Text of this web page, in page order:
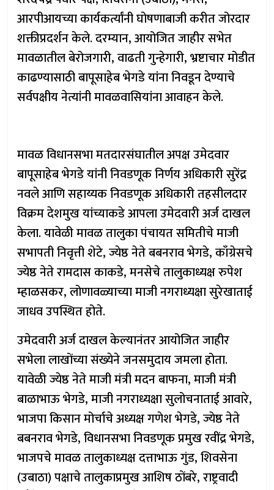
आरपीआयच्या कार्यकर्त्यांनी घोषणाबाजी करीत जोरदार
शक्तीप्रदर्शन केले. दरम्यान, आयोजित जाहीर सभेत
मावळातील बेरोजगारी, वाढती गुन्हेगारी, भ्रष्टाचार मोडीत
काढण्यासाठी बापूसाहेब भेगडे यांना निवडून देण्याचे
सर्वपक्षीय नेत्यांनी मावळवासियांना आवाहन केले.
मावळ विधानसभा मतदारसंघातील अपक्ष उमेदवार
बापूसाहेब भेगडे यांनी निवडणूक निर्णय अधिकारी सुरेंद्र
नवले आणि सहाय्यक निवडणूक अधिकारी तहसीलदार
विक्रम देशमुख यांच्याकडे आपला उमेदवारी अर्ज दाखल
केला. यावेळी मावळ तालुका पंचायत समितीचे माजी
सभापती निवृत्ती शेटे, ज्येष्ठ नेते बबनराव भेगडे, काँग्रेसचे
ज्येष्ठ नेते रामदास काकडे, मनसेचे तालुकाध्यक्ष रुपेश
म्हाळसकर, लोणावळ्याच्या माजी नगराध्यक्षा सुरेखाताई
जाधव उपस्थित होते.
उमेदवारी अर्ज दाखल केल्यानंतर आयोजित जाहीर
सभेला लाखोंच्या संख्येने जनसमुदाय जमला होता.
यावेळी ज्येष्ठ नेते माजी मंत्री मदन बाफना, माजी मंत्री
बाळाभाऊ भेगडे, माजी नगराध्यक्षा सुलोचनाताई आवारे,
भाजपा किसान मोर्चाचे अध्यक्ष गणेश भेगडे, ज्येष्ठ नेते
बबनराव भेगडे, विधानसभा निवडणूक प्रमुख रवींद्र भेगडे,
भाजपचे मावळ तालुकाध्यक्ष दत्ताभाऊ गुंड, शिवसेना
(उबाठा) पक्षाचे तालुकाप्रमुख आशिष ठोंबरे, राष्ट्रवादी